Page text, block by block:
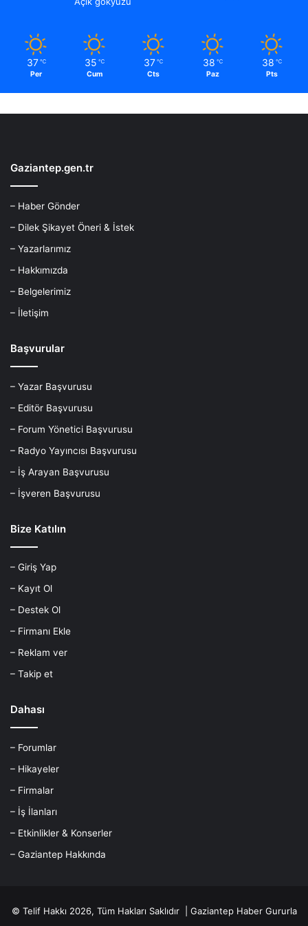
37 ℃
Per
35 ℃
Cum
37 ℃
Cts
38 ℃
Paz
38 ℃
Pts
Gaziantep.gen.tr
– Haber Gönder
– Dilek Şikayet Öneri & İstek
– Yazarlarımız
– Hakkımızda
– Belgelerimiz
– İletişim
Başvurular
– Yazar Başvurusu
– Editör Başvurusu
– Forum Yönetici Başvurusu
– Radyo Yayıncısı Başvurusu
– İş Arayan Başvurusu
– İşveren Başvurusu
Bize Katılın
– Giriş Yap
– Kayıt Ol
– Destek Ol
– Firmanı Ekle
– Reklam ver
– Takip et
Dahası
– Forumlar
– Hikayeler
– Firmalar
– İş İlanları
– Etkinlikler & Konserler
– Gaziantep Hakkında
© Telif Hakkı 2026, Tüm Hakları Saklıdır | Gaziantep HaberGururla